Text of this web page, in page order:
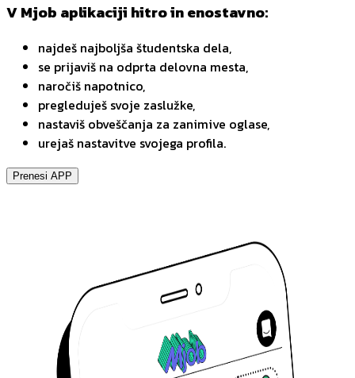
V Mjob aplikaciji hitro in enostavno:
najdeš najboljša študentska dela,
se prijaviš na odprta delovna mesta,
naročiš napotnico,
pregleduješ svoje zaslužke,
nastaviš obveščanja za zanimive oglase,
urejaš nastavitve svojega profila.
Prenesi APP